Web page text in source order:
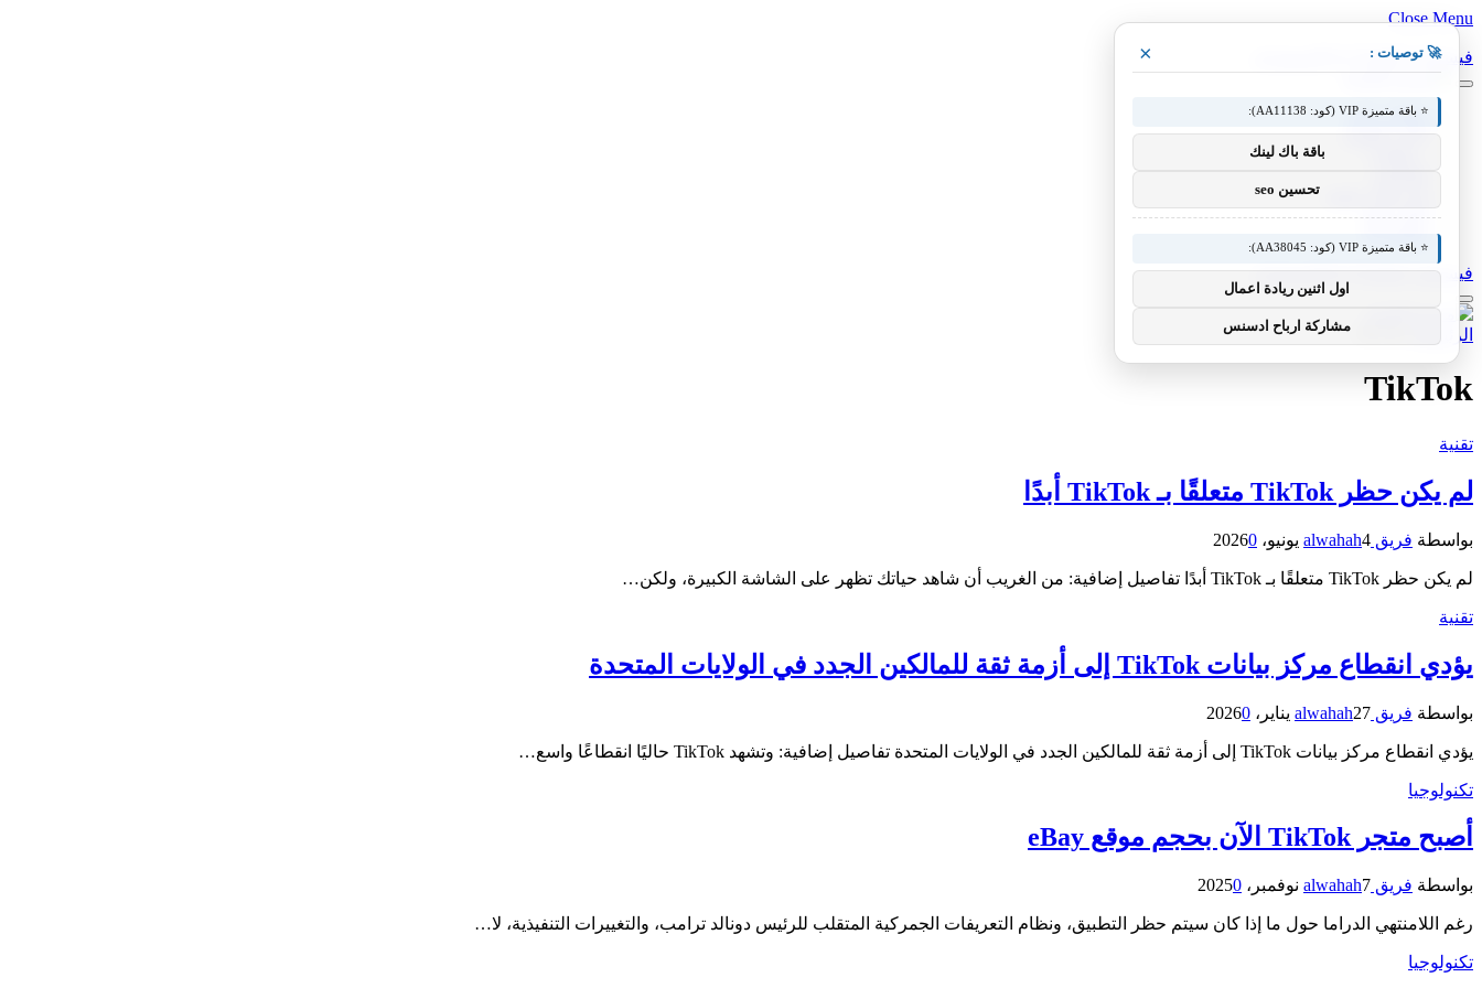
Close Menu
فيسبوك X (Twitter)
مقالات فنية
أخبار التقنية
كيف صنع
فيسبوك X (Twitter) الانستغرام
الرئيسية
TikTok
تقنية
لم يكن حظر TikTok متعلقًا بـ TikTok أبدًا
بواسطة فريق alwahah 4 يونيو، 2026 0
لم يكن حظر TikTok متعلقًا بـ TikTok أبدًا تفاصيل إضافية: من الغريب أن شاهد حياتك تظهر على الشاشة الكبيرة، ولكن…
تقنية
يؤدي انقطاع مركز بيانات TikTok إلى أزمة ثقة للمالكين الجدد في الولايات المتحدة
بواسطة فريق alwahah 27 يناير، 2026 0
يؤدي انقطاع مركز بيانات TikTok إلى أزمة ثقة للمالكين الجدد في الولايات المتحدة تفاصيل إضافية: وتشهد TikTok حاليًا انقطاعًا واسع…
تكنولوجيا
أصبح متجر TikTok الآن بحجم موقع eBay
بواسطة فريق alwahah 7 نوفمبر، 2025 0
رغم اللامنتهي الدراما حول ما إذا كان سيتم حظر التطبيق، ونظام التعريفات الجمركية المتقلب للرئيس دونالد ترامب، والتغييرات التنفيذية، لا…
تكنولوجيا
🚀 توصيات : ×
⭐ باقة متميزة VIP (كود: AA11138):
باقة باك لينك
تحسين seo
⭐ باقة متميزة VIP (كود: AA38045):
اول اثنين ريادة اعمال
مشاركة ارباح ادسنس